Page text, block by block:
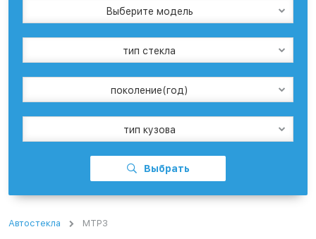
Выберите модель
тип стекла
поколение(год)
тип кузова
Выбрать
Автостекла МТРЗ